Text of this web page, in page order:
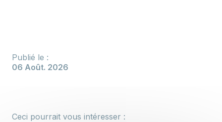
Publié le :
06 Août. 2026
Ceci pourrait vous intéresser :